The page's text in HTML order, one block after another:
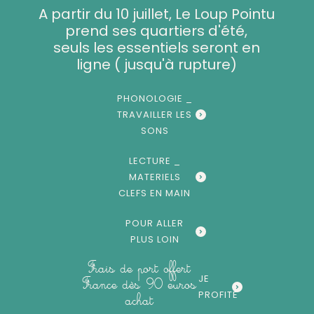
A partir du 10 juillet, Le Loup Pointu
prend ses quartiers d'été,
seuls les essentiels seront en
ligne ( jusqu'à rupture)
PHONOLOGIE _
TRAVAILLER LES
SONS
LECTURE _
MATERIELS
CLEFS EN MAIN
POUR ALLER
PLUS LOIN
Frais de port offert
France dès 90 euros
achat
JE
PROFITE